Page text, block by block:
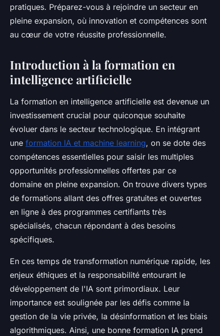
pratiques. Préparez-vous à rejoindre un secteur en
pleine expansion, où innovation et compétences sont
au cœur de votre réussite professionnelle.
Introduction à la formation en
intelligence artificielle
La formation en intelligence artificielle est devenue un
investissement crucial pour quiconque souhaite
évoluer dans le secteur technologique. En intégrant
une formation IA et machine learning, on se dote des
compétences essentielles pour saisir les multiples
opportunités professionnelles offertes par ce
domaine en pleine expansion. On trouve divers types
de formations allant des offres gratuites et ouvertes
en ligne à des programmes certifiants très
spécialisés, chacun répondant à des besoins
spécifiques.
En ces temps de transformation numérique rapide, les
enjeux éthiques et la responsabilité entourant le
développement de l'IA sont primordiaux. Leur
importance est soulignée par les défis comme la
gestion de la vie privée, la désinformation et les biais
algorithmiques. Ainsi, une bonne formation IA prend